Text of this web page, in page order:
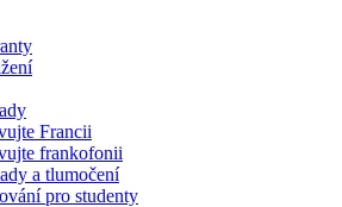
Francii
frankofonii
a tlumočení
pro studenty